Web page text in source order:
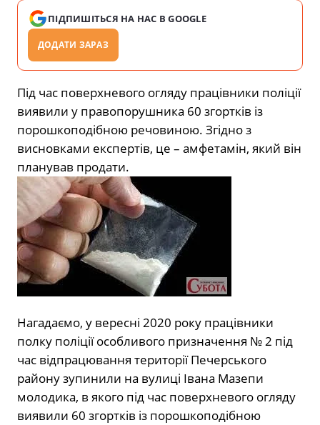
ПІДПИШІТЬСЯ НА НАС В GOOGLE
ДОДАТИ ЗАРАЗ
Під час поверхневого огляду працівники поліції
виявили у правопорушника 60 згортків із
порошкоподібною речовиною. Згідно з
висновками експертів, це – амфетамін, який він
планував продати.
Нагадаємо, у вересні 2020 року працівники
полку поліції особливого призначення № 2 під
час відпрацювання території Печерського
району зупинили на вулиці Івана Мазепи
молодика, в якого під час поверхневого огляду
виявили 60 згортків із порошкоподібною